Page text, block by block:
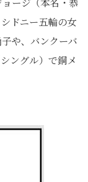
ドニー五輪の女
や、バンクーバ
ングル）で銅メ